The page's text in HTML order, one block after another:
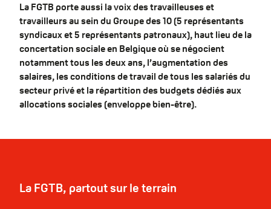
La FGTB porte aussi la voix des travailleuses et
travailleurs au sein du Groupe des 10 (5 représentants
syndicaux et 5 représentants patronaux), haut lieu de la
concertation sociale en Belgique où se négocient
notamment tous les deux ans, l’augmentation des
salaires, les conditions de travail de tous les salariés du
secteur privé et la répartition des budgets dédiés aux
allocations sociales (enveloppe bien-être).
La FGTB, partout sur le terrain